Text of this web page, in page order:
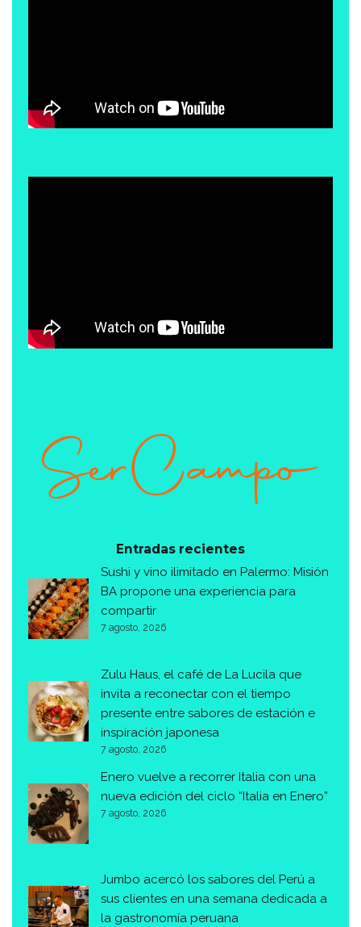
Entradas recientes
Sushi y vino ilimitado en Palermo: Misión
BA propone una experiencia para
compartir
7 agosto, 2026
Zulu Haus, el café de La Lucila que
invita a reconectar con el tiempo
presente entre sabores de estación e
inspiración japonesa
7 agosto, 2026
Enero vuelve a recorrer Italia con una
nueva edición del ciclo “Italia en Enero”
7 agosto, 2026
Jumbo acercó los sabores del Perú a
sus clientes en una semana dedicada a
la gastronomía peruana